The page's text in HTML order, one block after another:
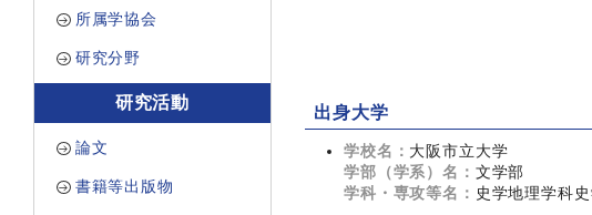
所属学協会
研究分野
研究活動
論文
書籍等出版物
出身大学
学校名： 大阪市立大学
学部（学系）名： 文学部
学科・専攻等名： 史学地理学科